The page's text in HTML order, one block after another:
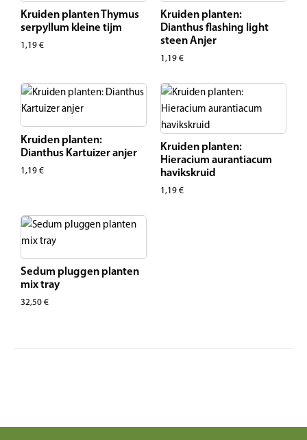
Kruiden planten Thymus
serpyllum kleine tijm
1,19€
Kruiden planten:
Dianthus flashing light
steen Anjer
1,19€
Kruiden planten:
Dianthus Kartuizer anjer
1,19€
Kruiden planten:
Hieracium aurantiacum
havikskruid
1,19€
Sedum pluggen planten
mix tray
32,50€